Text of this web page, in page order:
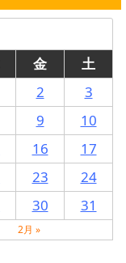
金
土
2
3
9
10
16
17
23
24
30 31
2月 »